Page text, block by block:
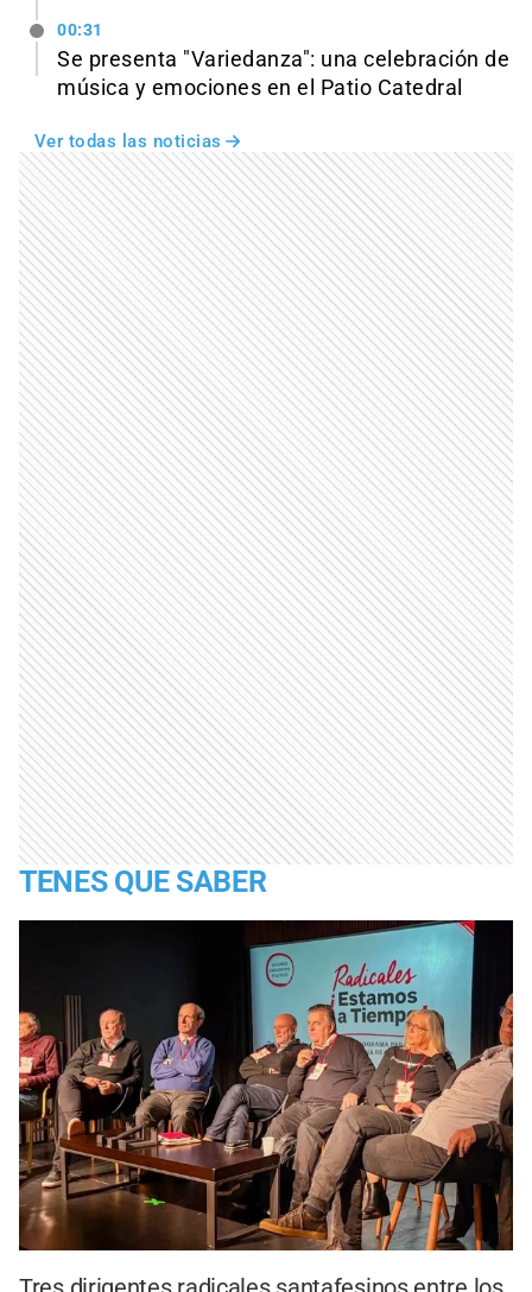
00:31
Se presenta "Variedanza": una celebración de
música y emociones en el Patio Catedral
Ver todas las noticias
TENES QUE SABER